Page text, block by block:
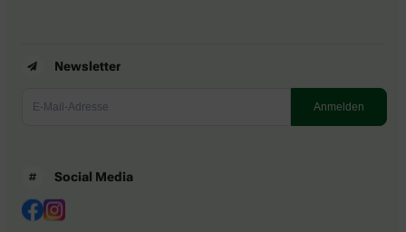
Newsletter
Social Media